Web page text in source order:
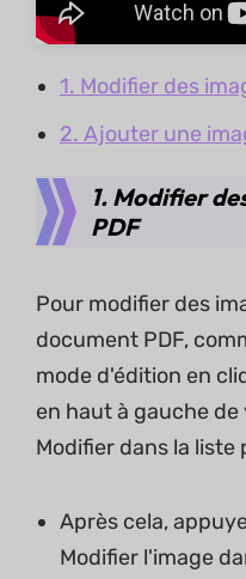
1. Modifier des
2. Ajouter une
1. Modifier
PDF
Pour modifier des
document PDF,
mode d'édition en
en haut à gauche
Modifier dans la liste
Après cela,
Modifier l'image